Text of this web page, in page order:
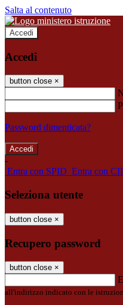
Salta al contenuto
Accedi
Accedi
button close ×
Password dimenticata?
-
Entra con SPID Entra con
Seleziona utente
button close ×
Recupero password
button close ×
all'indirizzo indicato con le